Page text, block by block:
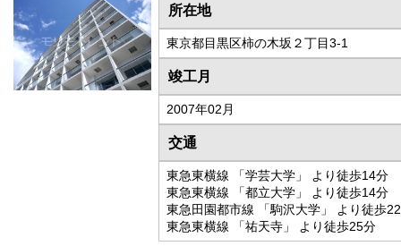
所在地
東京都目黒区柿の木坂２丁目3-1
竣工月
2007年02月
交通
東急東横線 「学芸大学」 より徒歩14分
東急東横線 「都立大学」 より徒歩14分
東急田園都市線 「駒沢大学」 より徒歩
東急東横線 「祐天寺」 より徒歩25分